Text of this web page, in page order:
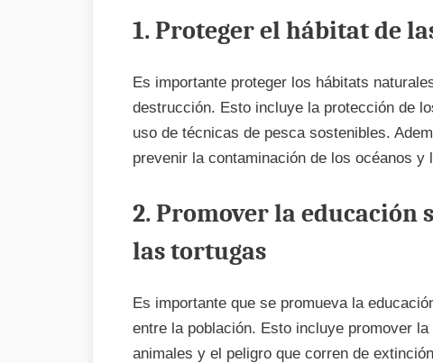
1. Proteger el hábitat de
Es importante proteger los hábitats
destrucción. Esto incluye la protección de
uso de técnicas de pesca sostenibles.
prevenir la contaminación de los océanos y
2. Promover la educación
las tortugas
Es importante que se promueva la
entre la población. Esto incluye promover
animales y el peligro que corren de